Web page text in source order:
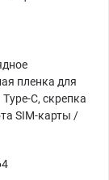
пленка для
C, скрепка
SIM-карты /